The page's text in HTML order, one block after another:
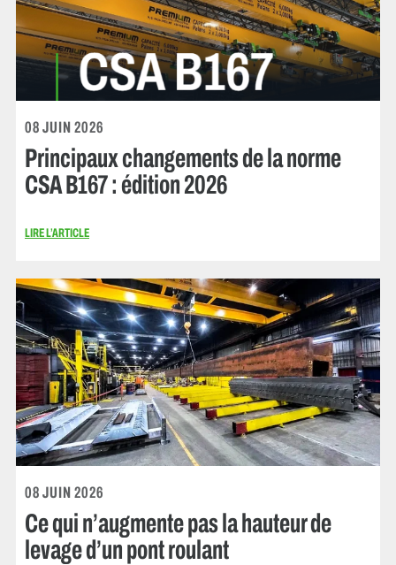
08 JUIN 2026
Principaux changements de la norme
CSA B167 : édition 2026
LIRE L’ARTICLE
08 JUIN 2026
Ce qui n’augmente pas la hauteur de
levage d’un pont roulant